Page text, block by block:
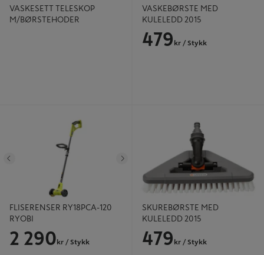
VASKESETT TELESKOP
M/BØRSTEHODER
VASKEBØRSTE MED
KULELEDD 2015
479 kr / Stykk
FLISERENSER RY18PCA-120
RYOBI
2 290 kr / Stykk
SKUREBØRSTE MED
KULELEDD 2015
479 kr / Stykk